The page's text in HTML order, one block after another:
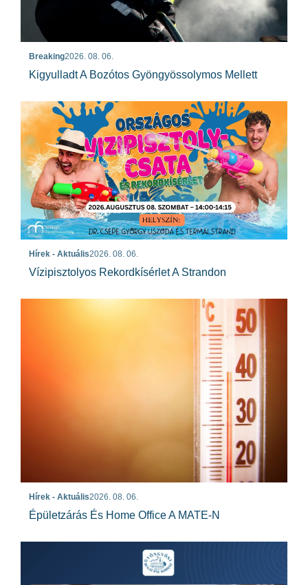
Breaking2026. 08. 06.
Kigyulladt A Bozótos Gyöngyössolymos Mellett
Hírek - Aktuális2026. 08. 06.
Vízipisztolyos Rekordkísérlet A Strandon
Hírek - Aktuális2026. 08. 06.
Épületzárás És Home Office A MATE-N